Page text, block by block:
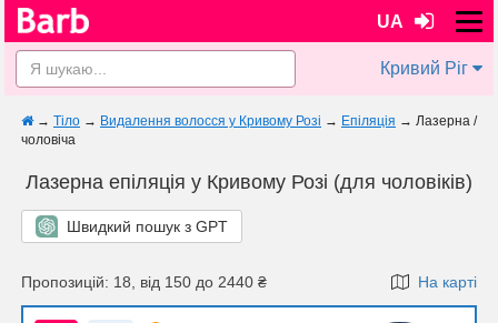
UA
Кривий Ріг
→ Тіло → Видалення волосся у Кривому Розі → Епіляція → Лазерна /
чоловіча
Лазерна епіляція у Кривому Розі (для чоловіків)
Швидкий пошук з GPT
Пропозицій: 18, від 150 до 2440 ₴ На карті